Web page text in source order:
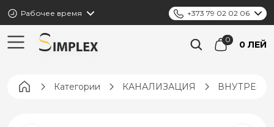
Рабочее время +373 79 02 02 06
0 ЛЕЙ
Pagina principală
Категории КАНАЛИЗАЦИЯ